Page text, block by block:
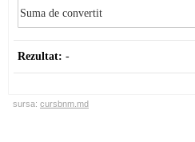
Rezultat: -
sursa: cursbnm.md